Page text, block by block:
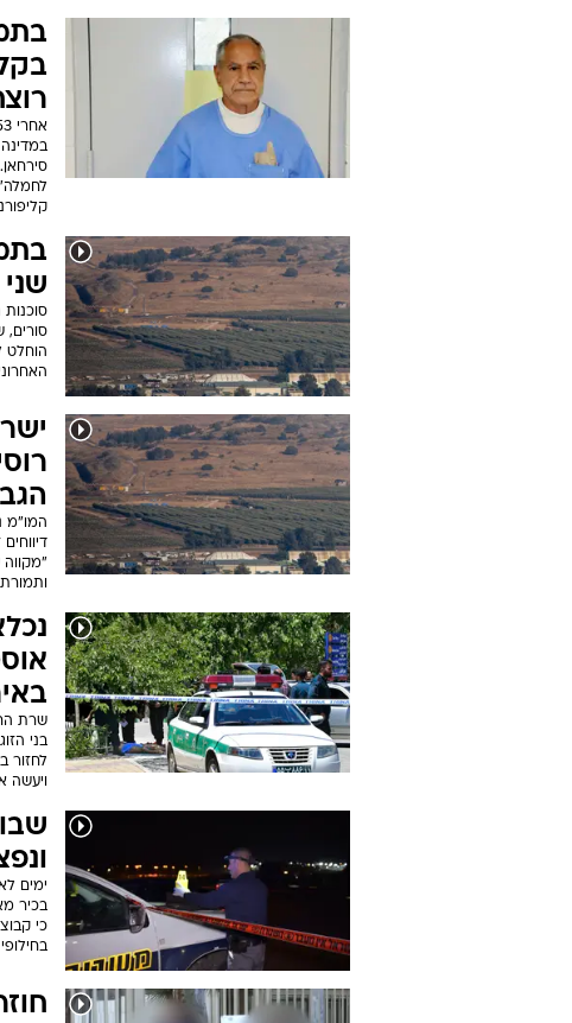
סוכנות
סורים,
הוחלט
המו"מ
שרת
בני
לחזור
ויעשה
ימים
בכיר